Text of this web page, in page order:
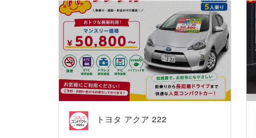
トヨタ アクア 222